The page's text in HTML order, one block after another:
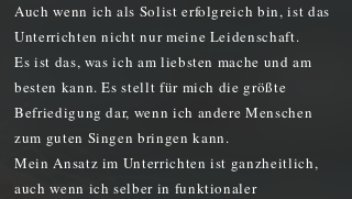
Auch wenn ich als Solist erfolgreich bin, ist das
Unterrichten nicht nur meine Leidenschaft.
Es ist das, was ich am liebsten mache und am
besten kann. Es stellt für mich die größte
Befriedigung dar, wenn ich andere Menschen
zum guten Singen bringen kann.
Mein Ansatz im Unterrichten ist ganzheitlich,
auch wenn ich selber in funktionaler